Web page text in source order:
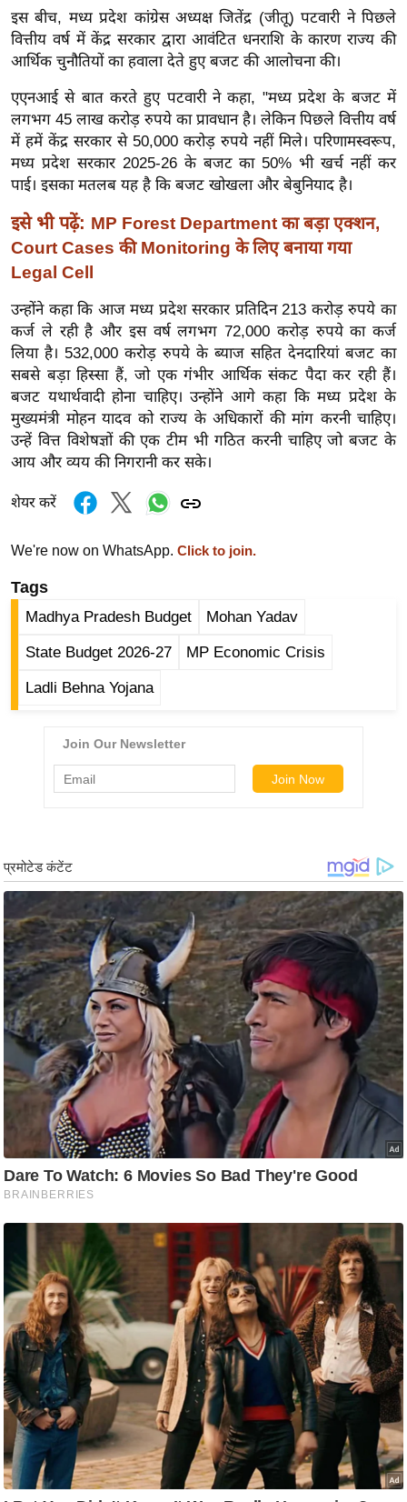
डि
या
हि
त्य
ज
ग
त
ऑ
टो
व
र्ल्ड
न्यू
ज
ब्री
फ
म
नो
रं
ज
ज
त
बॉ
वु
ड
स
मी
क्षा
B
r
e
a
k
i
n
g
e
w
s
ला
फ
स्टा
इ
ल
क्नॉ
लॉ
जी
ब्यू
टी
इस बीच, मध्य प्रदेश कांग्रेस अध्यक्ष जितेंद्र (जीतू) पटवारी ने पिछले
वित्तीय वर्ष में केंद्र सरकार द्वारा आवंटित धनराशि के कारण राज्य की
आर्थिक चुनौतियों का हवाला देते हुए बजट की आलोचना की।
एएनआई से बात करते हुए पटवारी ने कहा, "मध्य प्रदेश के बजट में
लगभग 45 लाख करोड़ रुपये का प्रावधान है। लेकिन पिछले वित्तीय वर्ष
में हमें केंद्र सरकार से 50,000 करोड़ रुपये नहीं मिले। परिणामस्वरूप,
मध्य प्रदेश सरकार 2025-26 के बजट का 50% भी खर्च नहीं कर
पाई। इसका मतलब यह है कि बजट खोखला और बेबुनियाद है।
इसे भी पढ़ें: MP Forest Department का बड़ा एक्शन,
Court Cases की Monitoring के लिए बनाया गया
Legal Cell
उन्होंने कहा कि आज मध्य प्रदेश सरकार प्रतिदिन 213 करोड़ रुपये का
कर्ज ले रही है और इस वर्ष लगभग 72,000 करोड़ रुपये का कर्ज
लिया है। 532,000 करोड़ रुपये के ब्याज सहित देनदारियां बजट का
सबसे बड़ा हिस्सा हैं, जो एक गंभीर आर्थिक संकट पैदा कर रही हैं।
बजट यथार्थवादी होना चाहिए। उन्होंने आगे कहा कि मध्य प्रदेश के
मुख्यमंत्री मोहन यादव को राज्य के अधिकारों की मांग करनी चाहिए।
उन्हें वित्त विशेषज्ञों की एक टीम भी गठित करनी चाहिए जो बजट के
आय और व्यय की निगरानी कर सके।
शेयर करें
We're now on WhatsApp. Click to join.
Tags
Madhya Pradesh Budget Mohan Yadav
State Budget 2026-27 MP Economic Crisis
Ladli Behna Yojana